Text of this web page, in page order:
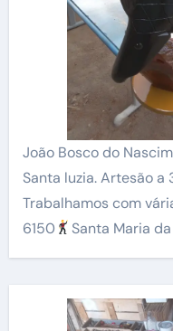
João Bosco do
Santa luzia. Artesão
Trabalhamos com
6150
Santa Maria